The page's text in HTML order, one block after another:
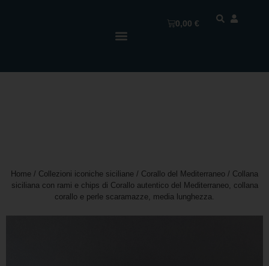
0,00€
Home / Collezioni iconiche siciliane / Corallo del Mediterraneo / Collana
siciliana con rami e chips di Corallo autentico del Mediterraneo, collana
corallo e perle scaramazze, media lunghezza.